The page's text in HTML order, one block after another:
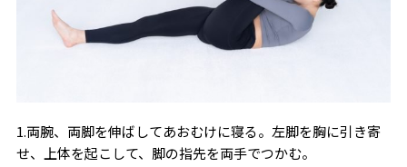
1.両腕、両脚を伸ばしてあおむけに寝る。左脚を胸に引き寄
せ、上体を起こして、脚の指先を両手でつかむ。